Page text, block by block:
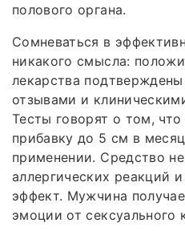
полового органа.
Сомневаться в
никакого смысла:
лекарства
отзывами и
Тесты говорят о том, что
прибавку до 5 см в
применении. Средство
аллергических реакций
эффект. Мужчина
эмоции от сексуального